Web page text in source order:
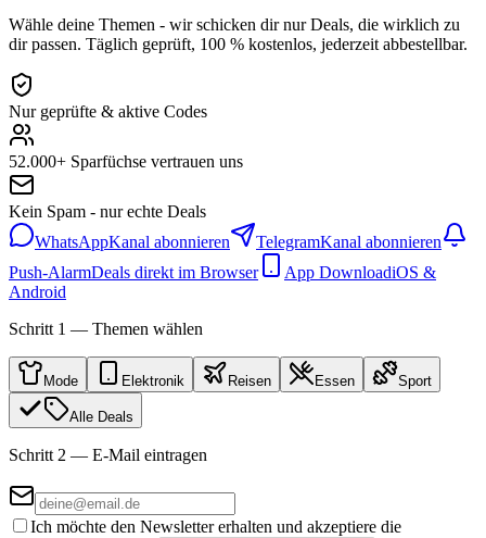
Wähle deine Themen - wir schicken dir nur Deals, die wirklich zu
dir passen. Täglich geprüft, 100 % kostenlos, jederzeit abbestellbar.
Nur geprüfte & aktive Codes
52.000+ Sparfüchse vertrauen uns
Kein Spam - nur echte Deals
WhatsAppKanal abonnieren TelegramKanal abonnieren
Push-AlarmDeals direkt im Browser App DownloadiOS &
Android
Schritt 1 — Themen wählen
Mode Elektronik Reisen Essen Sport
Alle Deals
Schritt 2 — E-Mail eintragen
Ich möchte den Newsletter erhalten und akzeptiere die